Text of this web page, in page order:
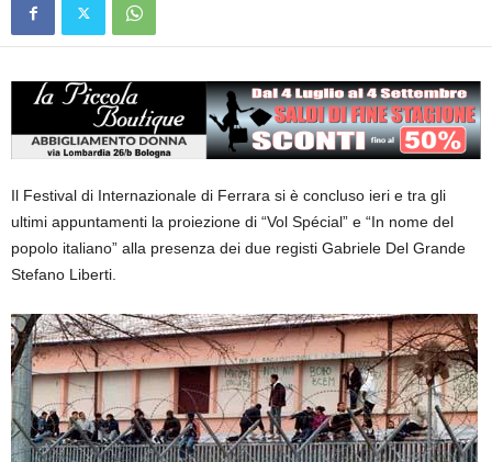
Il Festival di Internazionale di Ferrara si è concluso ieri e tra gli
ultimi appuntamenti la proiezione di “Vol Spécial” e “In nome del
popolo italiano” alla presenza dei due registi Gabriele Del Grande
Stefano Liberti.